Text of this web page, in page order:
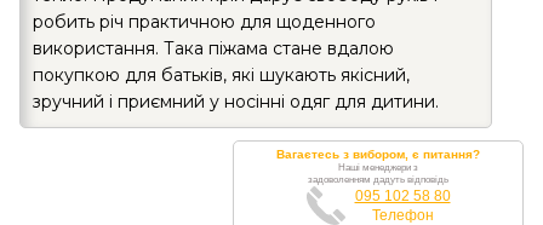
робить річ практичною для щоденного
використання. Така піжама стане вдалою
покупкою для батьків, які шукають якісний,
зручний і приємний у носінні одяг для дитини.
Вагаєтесь з вибором, є питання?
Наші менеджери з
задоволенням дадуть відповідь
095 102 58 80
Телефон